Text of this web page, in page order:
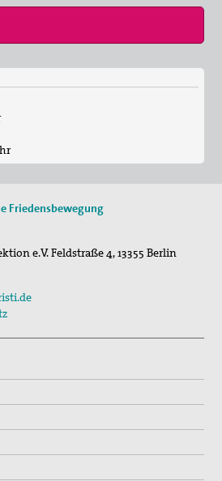
in Schweinfurt
Wanderfriedenskerze
Friedensbewegung
e.V.Feldstraße 4,13355 Berlin